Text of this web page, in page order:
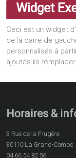
Widget
Ceci est un widget
de la barre de
personnalisés à
ajoutés ils
Horaires &
3 Rue de la Frugère
30110 La Grand-Combe
04 66 54 82 56